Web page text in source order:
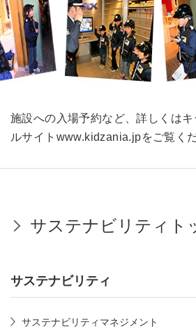
施設への入場予約など、詳しくは
ルサイト www.kidzania.jpをご覧く
サステナビリティト
サステナビリティ
サステナビリティマネジメント